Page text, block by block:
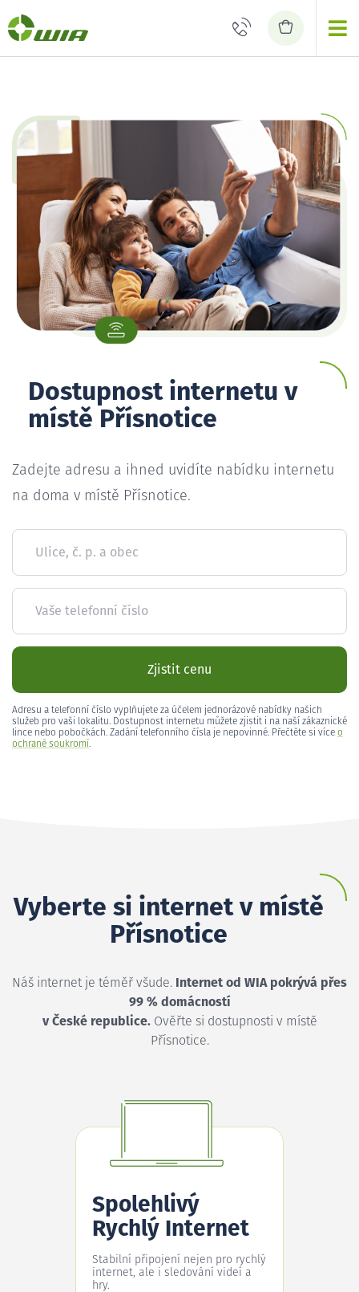
Dostupnost internetu v
místě Přísnotice
Zadejte adresu a ihned uvidíte nabídku internetu
na doma v místě Přísnotice.
Ulice, č. p. a obec
Vaše telefonní číslo
Zjistit cenu
Adresu a telefonní číslo vyplňujete za účelem jednorázové nabídky našich
služeb pro vaši lokalitu. Dostupnost internetu můžete zjistit i na naší zákaznické
lince nebo pobočkách. Zadání telefonního čísla je nepovinné. Přečtěte si více o
ochraně soukromí.
Vyberte si internet v místě
Přísnotice
Náš internet je téměř všude. Internet od WIA pokrývá přes
99 % domácností
v České republice.Ověřte si dostupnosti v místě
Přísnotice.
Spolehlivý
Rychlý Internet
Stabilní připojení nejen pro rychlý
internet, ale i sledování videí a
hry.